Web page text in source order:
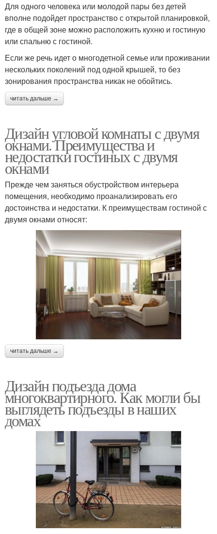
Для одного человека или молодой пары без детей
вполне подойдет пространство с открытой планировкой,
где в общей зоне можно расположить кухню и гостиную
или спальню с гостиной.
Если же речь идет о многодетной семье или проживании
нескольких поколений под одной крышей, то без
зонирования пространства никак не обойтись.
читать дальше →
Дизайн угловой комнаты с двумя
окнами. Преимущества и
недостатки гостиных с двумя
окнами
Прежде чем заняться обустройством интерьера
помещения, необходимо проанализировать его
достоинства и недостатки. К преимуществам гостиной с
двумя окнами относят:
читать дальше →
Дизайн подъезда дома
многоквартирного. Как могли бы
выглядеть подъезды в наших
домах